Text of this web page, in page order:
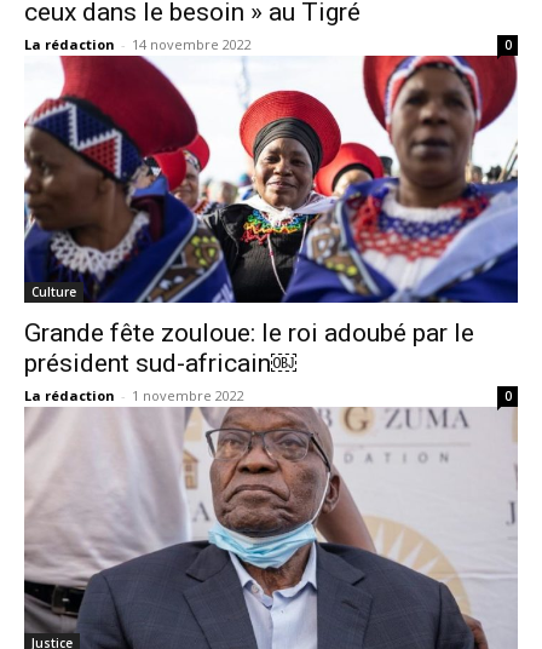
ceux dans le besoin » au Tigré
La rédaction - 14 novembre 2022 0
Culture
Grande fête zouloue: le roi adoubé par le
président sud-africain￼
La rédaction - 1 novembre 2022 0
Justice